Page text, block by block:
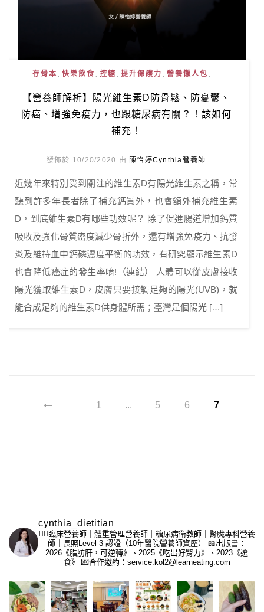
存骨本 快樂飲食 控糖 提升保護力 營養懶人包
【營養師解析】陽光維生素D防骨鬆、防憂鬱、
防癌、增強免疫力，也跟糖尿病有關？！該如何
補充！
發佈於 10/20/2020 由 陳怡婷Cynthia營養師
近幾年來特別受到關注的維生素D有陽光維生素之稱，常
聽到許多年長者除了補充鈣質外，也會額外補充維生素
D，到底維生素D有哪些功效呢？ 除了促進腸道增加鈣質
吸收及強化骨質密度減少骨折外，還有增強免疫力、抗發
炎及維持血中鈣磷濃度平衡的功效，有研究顯示維生素D
也會降低癌症的發生率唷!（連結） 人體可以從皮膚接收
陽光獲取維生素D，皮膚只要接觸足夠的陽光(UVB)，就
能合成足夠的維生素D供身體所需；臺灣是個陽光 […]
1 ... 5 6 7
cynthia_dietitian
👩‍⚕️臨床營養師｜體重管理營養師｜糖尿病衛教師｜腎臟專科營養
師｜長照Level 3 認證（10年醫院營養師資歷）
📖出版書：
2026《脂肪肝，可逆轉》、2025《吃出好腎力》、2023《選
食》
💌合作邀約：service.kol2@learneating.com